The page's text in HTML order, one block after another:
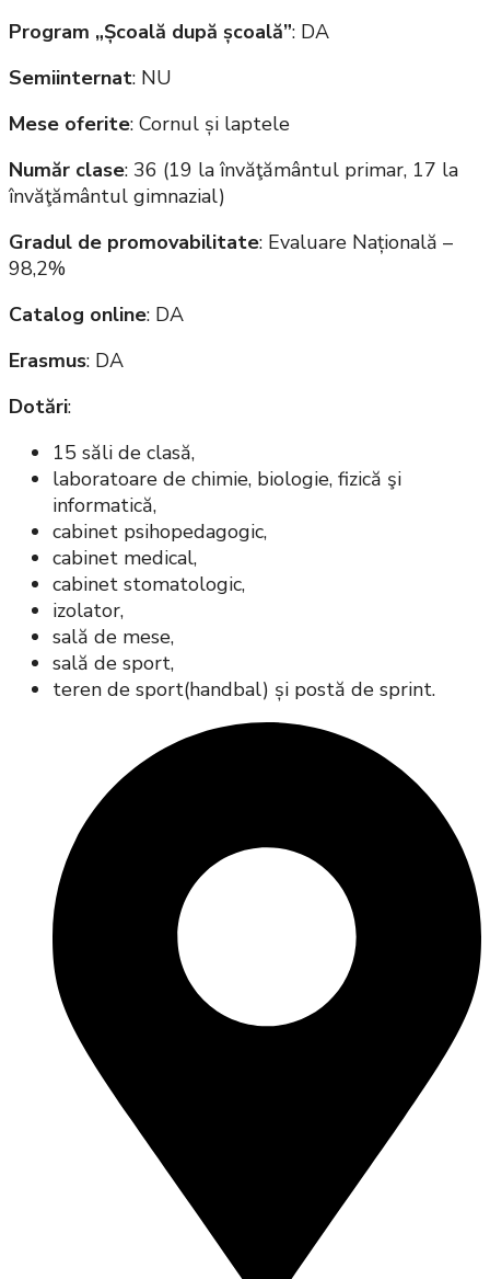
Program „Școală după școală”: DA
Semiinternat: NU
Mese oferite: Cornul și laptele
Număr clase: 36 (19 la învăţământul primar, 17 la
învăţământul gimnazial)
Gradul de promovabilitate: Evaluare Națională –
98,2%
Catalog online: DA
Erasmus: DA
Dotări:
15 săli de clasă,
laboratoare de chimie, biologie, fizică şi
informatică,
cabinet psihopedagogic,
cabinet medical,
cabinet stomatologic,
izolator,
sală de mese,
sală de sport,
teren de sport(handbal) și postă de sprint.